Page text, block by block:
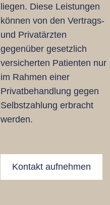
liegen. Diese Leistungen
können von den Vertrags-
und Privatärzten
gegenüber gesetzlich
versicherten Patienten nur
im Rahmen einer
Privatbehandlung gegen
Selbstzahlung erbracht
werden.
Kontakt aufnehmen